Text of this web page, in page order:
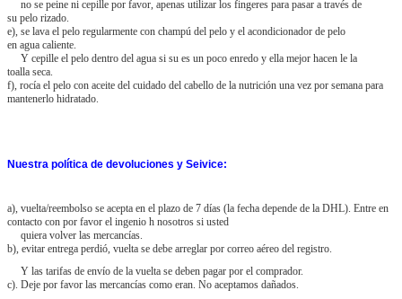
no se peine ni cepille por favor, apenas utilizar los fingeres para pasar a través de
su pelo rizado.
e), se lava el pelo regularmente con champú del pelo y el acondicionador de pelo
en agua caliente.
Y cepille el pelo dentro del agua si su es un poco enredo y ella mejor hacen le la
toalla seca.
f), rocía el pelo con aceite del cuidado del cabello de la nutrición una vez por semana para
mantenerlo hidratado.
Nuestra política de devoluciones y Seivice:
a), vuelta/reembolso se acepta en el plazo de 7 días (la fecha depende de la DHL). Entre en
contacto con por favor el ingenio h nosotros si usted
quiera volver las mercancías.
b), evitar entrega perdió, vuelta se debe arreglar por correo aéreo del registro.
Y las tarifas de envío de la vuelta se deben pagar por el comprador.
c). Deje por favor las mercancías como eran. No aceptamos dañados.